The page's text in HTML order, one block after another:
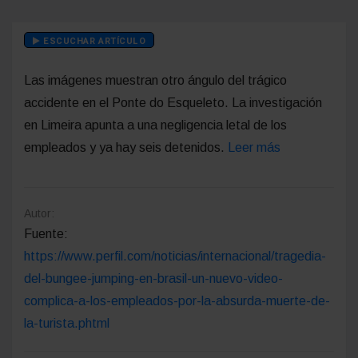
ESCUCHAR ARTÍCULO
Las imágenes muestran otro ángulo del trágico
accidente en el Ponte do Esqueleto. La investigación
en Limeira apunta a una negligencia letal de los
empleados y ya hay seis detenidos.
Leer más
Autor:
Fuente:
https://www.perfil.com/noticias/internacional/tragedia-
del-bungee-jumping-en-brasil-un-nuevo-video-
complica-a-los-empleados-por-la-absurda-muerte-de-
la-turista.phtml